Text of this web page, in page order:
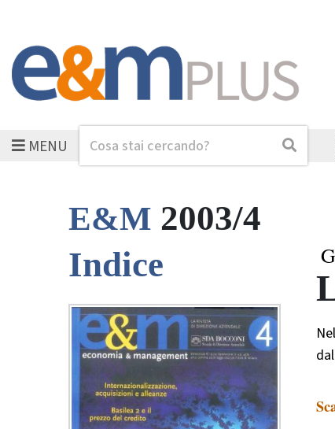
MENUCerca Cerca
E&M 2003/4
Indice